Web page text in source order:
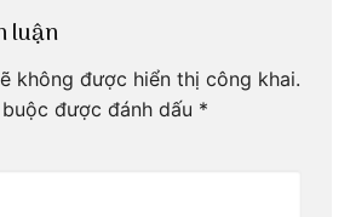
luận
không được hiển thị công khai.
được đánh dấu *